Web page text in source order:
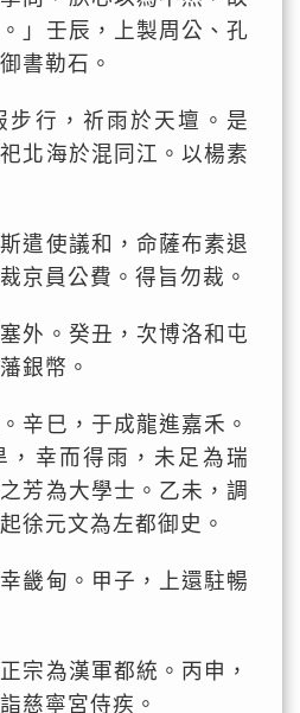
」壬辰，上製周公、孔
書勒石。
步行，祈雨於天壇。是
北海於混同江。以楊素
遣使議和，命薩布素退
京員公費。得旨勿裁。
外。癸丑，次博洛和屯
銀幣。
辛巳，于成龍進嘉禾。
，幸而得雨，未足為瑞
芳為大學士。乙未，調
徐元文為左都御史。
畿甸。甲子，上還駐暢
宗為漢軍都統。丙申，
慈寧宮侍疾。